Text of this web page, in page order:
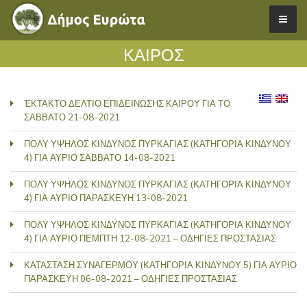
ΚΑΙΡΟΣ
ΈΚΤΑΚΤΟ ΔΕΛΤΙΟ ΕΠΙΔΕΙΝΩΣΗΣ ΚΑΙΡΟΥ ΓΙΑ ΤΟ
ΣΑΒΒΑΤΟ 21-08-2021
ΠΟΛΥ ΥΨΗΛΟΣ ΚΙΝΔΥΝΟΣ ΠΥΡΚΑΓΙΑΣ (ΚΑΤΗΓΟΡΙΑ ΚΙΝΔΥΝΟΥ
4) ΓΙΑ ΑΥΡΙΟ ΣΑΒΒΑΤΟ 14-08-2021
ΠΟΛΥ ΥΨΗΛΟΣ ΚΙΝΔΥΝΟΣ ΠΥΡΚΑΓΙΑΣ (ΚΑΤΗΓΟΡΙΑ ΚΙΝΔΥΝΟΥ
4) ΓΙΑ ΑΥΡΙΟ ΠΑΡΑΣΚΕΥΗ 13-08-2021
ΠΟΛΥ ΥΨΗΛΟΣ ΚΙΝΔΥΝΟΣ ΠΥΡΚΑΓΙΑΣ (ΚΑΤΗΓΟΡΙΑ ΚΙΝΔΥΝΟΥ
4) ΓΙΑ ΑΥΡΙΟ ΠΕΜΠΤΗ 12-08-2021 – ΟΔΗΓΙΕΣ ΠΡΟΣΤΑΣΙΑΣ
ΚΑΤΑΣΤΑΣΗ ΣΥΝΑΓΕΡΜΟΥ (ΚΑΤΗΓΟΡΙΑ ΚΙΝΔΥΝΟΥ 5) ΓΙΑ ΑΥΡΙΟ
ΠΑΡΑΣΚΕΥΗ 06-08-2021 – ΟΔΗΓΙΕΣ ΠΡΟΣΤΑΣΙΑΣ